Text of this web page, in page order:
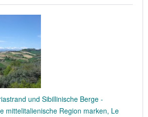
und Sibillinische Berge -
mittelitalienische Region marken, Le